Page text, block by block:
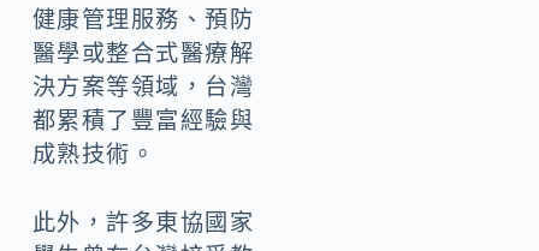
健康管理服務、預防
醫學或整合式醫療解
決方案等領域，台灣
都累積了豐富經驗與
成熟技術。
此外，許多東協國家